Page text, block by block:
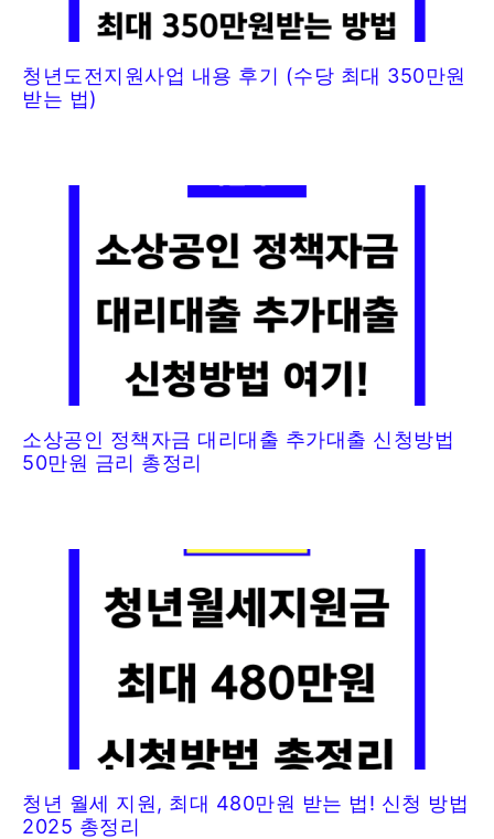
청년도전지원사업 내용 후기 (수당 최대 350만원
받는 법)
소상공인 정책자금 대리대출 추가대출 신청방법
50만원 금리 총정리
청년 월세 지원, 최대 480만원 받는 법! 신청 방법
2025 총정리